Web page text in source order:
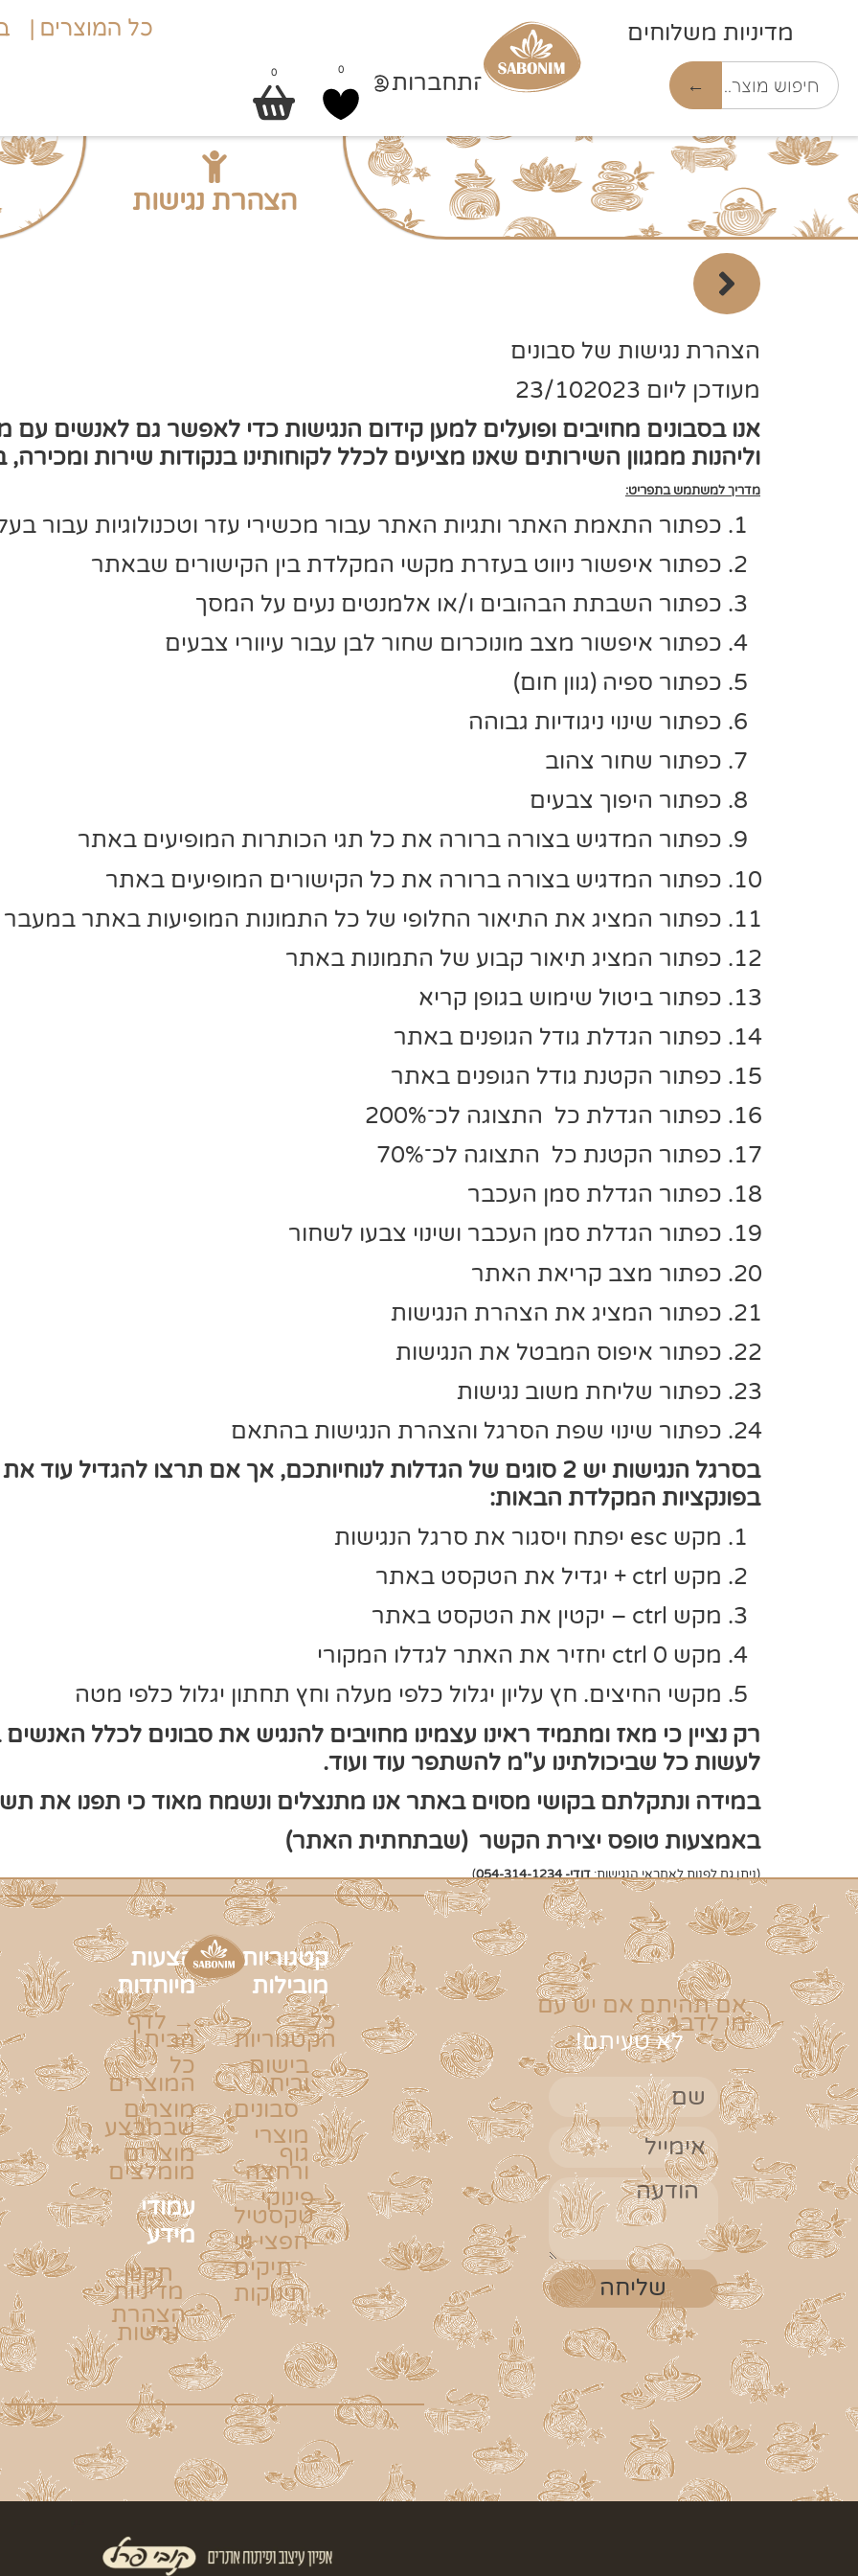
מדיניות משלוחים
← התחברות 0
0
כל המוצרים |
הצהרת נגישות
הצהרת נגישות של סבונים
מעודכן ליום 23/102023
אנו בסבונים מחויבים ופועלים למען קידום הנגישות כדי לאפשר גם לאנשים
וליהנות ממגוון השירותים שאנו מציעים לכלל לקוחותינו בנקודות שירות
מדריך למשתמש בתפריט:
כפתור התאמת האתר ותגיות האתר עבור מכשירי עזר וטכנולוגיות עבור
כפתור איפשור ניווט בעזרת מקשי המקלדת בין הקישורים שבאתר
כפתור השבתת הבהובים ו/או אלמנטים נעים על המסך
כפתור איפשור מצב מונוכרום שחור לבן עבור עיוורי צבעים
כפתור ספיה (גוון חום)
כפתור שינוי ניגודיות גבוהה
כפתור שחור צהוב
כפתור היפוך צבעים
כפתור המדגיש בצורה ברורה את כל תגי הכותרות המופיעים באתר
כפתור המדגיש בצורה ברורה את כל הקישורים המופיעים באתר
כפתור המציג את התיאור החלופי של כל התמונות המופיעות באתר
כפתור המציג תיאור קבוע של התמונות באתר
כפתור ביטול שימוש בגופן קריא
כפתור הגדלת גודל הגופנים באתר
כפתור הקטנת גודל הגופנים באתר
כפתור הגדלת כל התצוגה לכ־200%
כפתור הקטנת כל התצוגה לכ־70%
כפתור הגדלת סמן העכבר
כפתור הגדלת סמן העכבר ושינוי צבעו לשחור
כפתור מצב קריאת האתר
כפתור המציג את הצהרת הנגישות
כפתור איפוס המבטל את הנגישות
כפתור שליחת משוב נגישות
כפתור שינוי שפת הסרגל והצהרת הנגישות בהתאם
בסרגל הנגישות יש 2 סוגים של הגדלות לנוחיותכם, אך אם תרצו
בפונקציות המקלדת הבאות:
מקש esc יפתח ויסגור את סרגל הנגישות
מקש ctrl + יגדיל את הטקסט באתר
מקש ctrl – יקטין את הטקסט באתר
מקש ctrl 0 יחזיר את האתר לגדלו המקורי
מקשי החיצים. חץ עליון יגלול כלפי מעלה וחץ תחתון יגלול כלפי מטה
רק נציין כי מאז ומתמיד ראינו עצמינו מחויבים להנגיש את סבונים לכלל
לעשות כל שביכולתינו ע"מ להשתפר עוד ועוד.
במידה ונתקלתם בקושי מסוים באתר אנו מתנצלים ונשמח מאוד כי תפנו את
באמצעות טופס יצירת הקשר (שבתחתית האתר)
(ניתן גם לפנות לאחראי הנגישות:דודי- 054-314-1234 )
קטגוריות
מובילות
כל
הקטגוריות
בישום
וריח
סבונים
מוצרי
גוף
ורחצה
פינוקי
טקסטיל
חפצי נוי
תיקים
תינוקות
הצעות
מיוחדות
→ לדף
הבית |
כל
המוצרים
מוצרים
שבמבצע
מוצרים
מומלצים
עמודי
מידע
תקנון
מדיניות
הצהרת
נגישות
אם תהיתם אם יש עם
מי לדבר...
לא טעיתם!
שליחה